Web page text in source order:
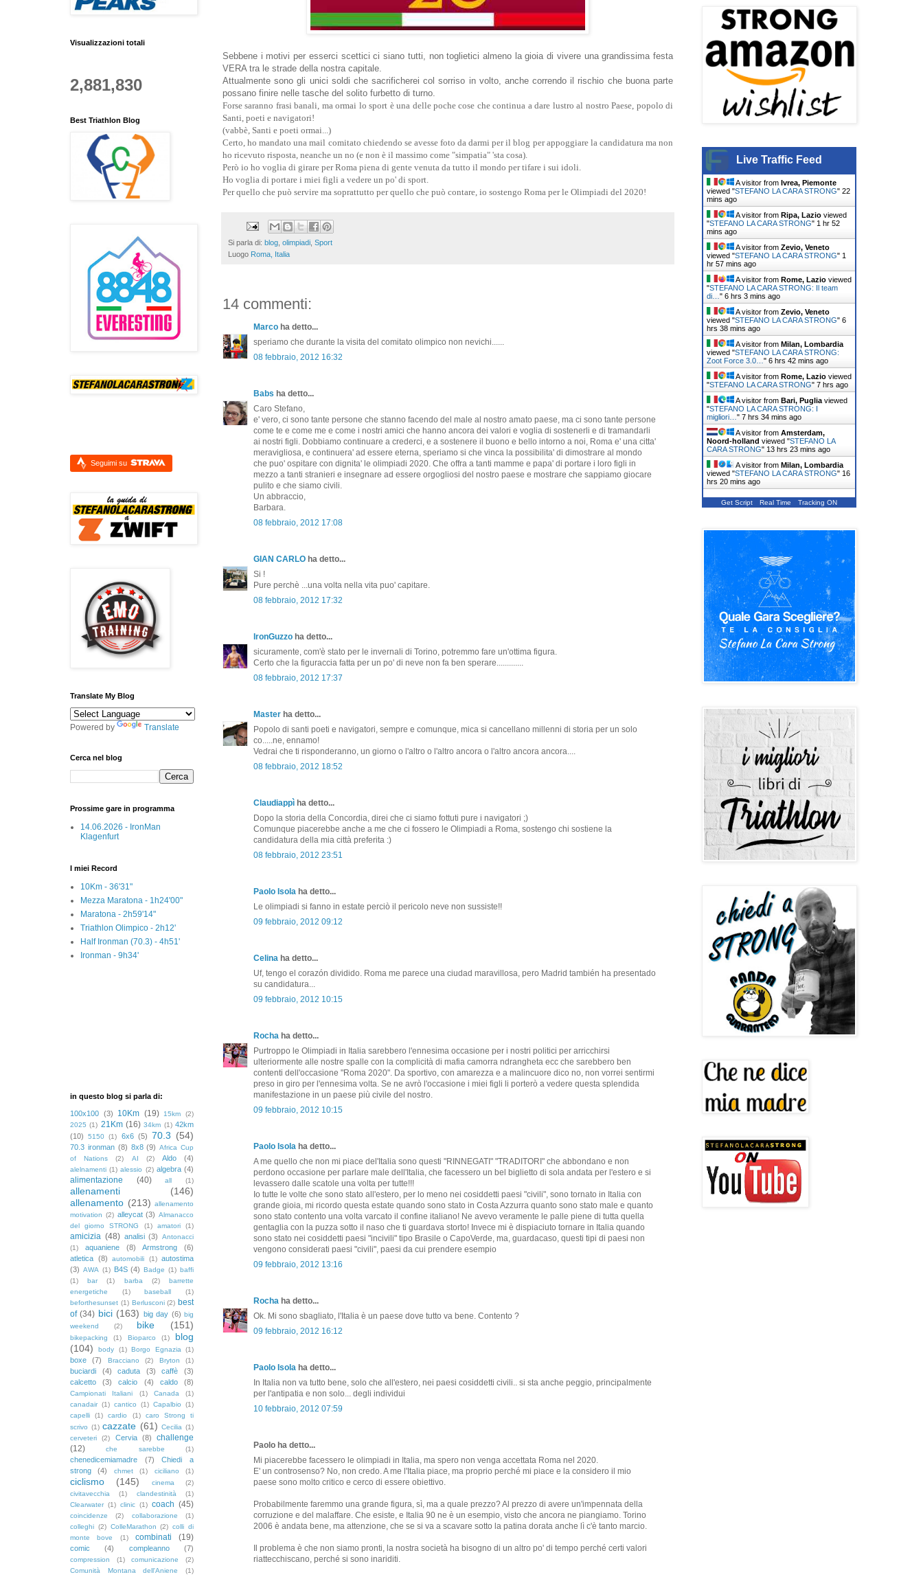
Sebbene i motivi per esserci scettici ci siano tutti, non toglietici almeno la gioia di vivere una grandissima festa
VERA tra le strade della nostra capitale.
Attualmente sono gli unici soldi che sacrificherei col sorriso in volto, anche correndo il rischio che buona parte
possano finire nelle tasche del solito furbetto di turno.
Forse saranno frasi banali, ma ormai lo sport è una delle poche cose che continua a dare lustro al nostro Paese, popolo di
Santi, poeti e navigatori!
(vabbè, Santi e poeti ormai...)
Certo, ho mandato una mail comitato chiedendo se avesse foto da darmi per il blog per appoggiare la candidatura ma non
ho ricevuto risposta, neanche un no (e non è il massimo come "simpatia" 'sta cosa).
Però io ho voglia di girare per Roma piena di gente venuta da tutto il mondo per tifare i sui idoli.
Ho voglia di portare i miei figli a vedere un po' di sport.
Per quello che può servire ma soprattutto per quello che può contare, io sostengo Roma per le Olimpiadi del 2020!
Si parla di: blog olimpiadi Sport
Luogo Roma, Italia
14 commenti:
Marco ha detto...
speriamo che durante la visita del comitato olimpico non nevichi......
08 febbraio, 2012 16:32
Babs ha detto...
Caro Stefano,
e' vero, ci sono tante persone che stanno facendo del male al nostro amato paese, ma ci sono tante persone
come te e come me e come i nostri amici che hanno ancora dei valori e voglia di sostenerli e di tramandarli
ai nostri figli. Dobbiamo continuare a crederci, e a sostenere il buono e bello intorno a noi, Roma e' una citta'
meravigliosa, e continuera' ad essere eterna, speriamo si che vinca la possibilita' di dimostrare al mondo
che puo' ospitare con dignita' le olimpiadi 2020. Che offra a tanti mamme e papa' di portare i loro figli in
mezzo a tanti stranieri e insegnare ad essere orgogliosi del nostro paese e mostrare che sappiamo giocare
pulito e che siamo civili.
Un abbraccio,
Barbara.
08 febbraio, 2012 17:08
GIAN CARLO ha detto...
Si !
Pure perchè ...una volta nella vita puo' capitare.
08 febbraio, 2012 17:32
IronGuzzo ha detto...
sicuramente, com'è stato per le invernali di Torino, potremmo fare un'ottima figura.
Certo che la figuraccia fatta per un po' di neve non fa ben sperare.............
08 febbraio, 2012 17:37
Master ha detto...
Popolo di santi poeti e navigatori, sempre e comunque, mica si cancellano millenni di storia per un solo
co.....ne, ennamo!
Vedrai che ti risponderanno, un giorno o l'altro o l'altro ancora o l'altro ancora ancora....
08 febbraio, 2012 18:52
Claudiappì ha detto...
Dopo la storia della Concordia, direi che ci siamo fottuti pure i navigatori ;)
Comunque piacerebbe anche a me che ci fossero le Olimpiadi a Roma, sostengo chi sostiene la
candidatura della mia città preferita :)
08 febbraio, 2012 23:51
Paolo Isola ha detto...
Le olimpiadi si fanno in estate perciò il pericolo neve non sussiste!!
09 febbraio, 2012 09:12
Celina ha detto...
Uf, tengo el corazón dividido. Roma me parece una ciudad maravillosa, pero Madrid también ha presentado
su candidatura...
09 febbraio, 2012 10:15
Rocha ha detto...
Purtroppo le Olimpiadi in Italia sarebbero l'ennesima occasione per i nostri politici per arricchirsi
ulteriormente alle nostre spalle con la complicità di mafia camorra ndrangheta ecc che sarebbero ben
contenti dell'occasione "Roma 2020". Da sportivo, con amarezza e a malincuore dico no, non vorrei sentirmi
preso in giro per l'ennesima volta. Se ne avrò l'occasione i miei figli li porterò a vedere questa splendida
manifestazione in un paese più civile del nostro.
09 febbraio, 2012 10:15
Paolo Isola ha detto...
A me quello che non mi piace del'Italia sono questi "RINNEGATI" "TRADITORI" che abbondano e non
perdono occasione per parlare male dell'Italia, che facessero un bel biglietto di sola andata per l'estero e si
levassero dalle scatole una volta per tutte!!!
Io tutte le volte che sono stato all'estero, per lo meno nei cosiddetti paesi "civili", sono tornato in Italia con
grande gioia, mi ricordo questa estate quando sono stato in Costa Azzurra quanto sono stato male e quanto
sono stato contento una volta varcato il confine italiano! Ne avevo veramente le palle piene di tutta quella
gentaglia con la puzza sotto il naso che ti guardava storto! Invece mi è dispiaciuto tornare in Italia quando
sono stato nei cosiddetti paesi "incivili" tipo Brasile o CapoVerde, ma, guardacaso, questi tipi di paesi non
vengono considerati paesi "civili", paesi da cui prendere esempio
09 febbraio, 2012 13:16
Rocha ha detto...
Ok. Mi sono sbagliato, l'Italia è un paese dove tutto va bene. Contento ?
09 febbraio, 2012 16:12
Paolo Isola ha detto...
In Italia non va tutto bene, solo che all'estero, nei paesi cosiddetti civili.. si sta anche peggio, principalmente
per l'antipatia e non solo... degli individui
10 febbraio, 2012 07:59
Paolo ha detto...
Mi piacerebbe facessero le olimpiadi in Italia, ma spero non venga accettata Roma nel 2020.
E' un controsenso? No, non credo. A me l'Italia piace, ma proprio perché mi piace e la considero il mio
paese sono molto critico e cerco di essere obiettivo.
Probabilmente faremmo una grande figura, sì, ma a quale prezzo? Al prezzo di avere un'impennata della
corruzione e del malaffare. Che esiste, e Italia 90 ne è un esempio, visto che ancora ne piangiamo. Torino
2006 è andata bene, ma attenzione, che se si va a scavare sotto la patina dorata anche lì c'è tanto marcio.
Il problema è che non siamo pronti, la nostra società ha bisogno di un altro po' di tempo perché certi valori
riattecchiscano, perché si sono inariditi.
Visualizzazioni totali
2,881,830
Best Triathlon Blog
Seguimi su
Translate My Blog
Powered by Translate
Cerca nel blog
Prossime gare in programma
14.06.2026 - IronMan
Klagenfurt
I miei Record
10Km - 36'31"
Mezza Maratona - 1h24'00"
Maratona - 2h59'14"
Triathlon Olimpico - 2h12'
Half Ironman (70.3) - 4h51'
Ironman - 9h34'
in questo blog si parla di:
100x100 (3) 10Km (19) 15km
(2)
2025 (1) 21Km (16) 34km (1) 42km
(10)
5150 (1) 6x6 (5) 70.3 (54)
70.3 ironman (8) 8x8 (9) Africa Cup
of Nations
(2) AI (2) Aldo (4)
alelnamenti (1) alessio (2) algebra (4)
alimentazione (40) all (1)
allenamenti
(146)
allenamento (213) allenamento
motivation (2) alleycat (3) Almanacco
del giorno STRONG
(1) amatori (1)
amicizia (48) analisi (3)
Antonacci
(1)
aquaniene (8) Armstrong
(6)
atletica (8) automobili (1) autostima
(3) AWA (1) B4S (4) Badge (1) baffi
(1)
bar (1) barba (2)
barrette
energetiche
(1) baseball
(1)
beforthesunset (1) Berlusconi (2) best
of (34) bici (163) big day (6) big
weekend
(2) bike (151)
bikepacking (1) Bioparco (1)
blog
(104)
body (1) Borgo Egnazia (1)
boxe (7) Bracciano (2) Bryton (1)
buciardi (4) caduta (3) caffè
(3)
calcetto
(3) calcio (4) caldo (8)
Campionati Italiani (1) Canada
(1)
canadair (1) cantico (1) Capalbio
(1)
capelli
(1) cardio (1)
caro Strong ti
scrivo (1) cazzate (61) Cecilia (1)
cerveteri
(2) Cervia (8)
challenge
(12)
che sarebbe (1)
chenedicemiamadre (7)
Chiedi a
strong
(4) chmet (1) ciciliano (1)
ciclismo (145) cinema
(2)
civitavecchia
(1) clandestinità
(1)
Clearwater (1) clinic (1) coach (45)
coincidenze (2) collaborazione
(1)
colleghi (2) ColleMarathon (2) colli di
monte bove
(1) combinati (19)
comic (4) compleanno (7)
compression (1) comunicazione
(2)
Comunità Montana dell'Aniene
(1)
Live Traffic Feed
A visitor from Ivrea, Piemonte
viewed "STEFANO LA CARA STRONG" 22
mins ago
A visitor from Ripa, Lazio viewed
"STEFANO LA CARA STRONG" 1 hr 52
mins ago
A visitor from Zevio, Veneto
viewed "STEFANO LA CARA STRONG" 1
hr 57 mins ago
A visitor from Rome, Lazio viewed
"STEFANO LA CARA STRONG: Il team
di… " 6 hrs 3 mins ago
A visitor from Zevio, Veneto
viewed "STEFANO LA CARA STRONG" 6
hrs 38 mins ago
A visitor from Milan, Lombardia
viewed "STEFANO LA CARA STRONG:
Zoot Force 3.0… " 6 hrs 42 mins ago
A visitor from Rome, Lazio viewed
"STEFANO LA CARA STRONG" 7 hrs ago
A visitor from Bari, Puglia viewed
"STEFANO LA CARA STRONG: I
migliori… " 7 hrs 34 mins ago
A visitor from Amsterdam,
Noord-holland viewed "STEFANO LA
CARA STRONG" 13 hrs 23 mins ago
A visitor from Milan, Lombardia
viewed "STEFANO LA CARA STRONG" 16
hrs 20 mins ago
Get Script Real Time Tracking ON